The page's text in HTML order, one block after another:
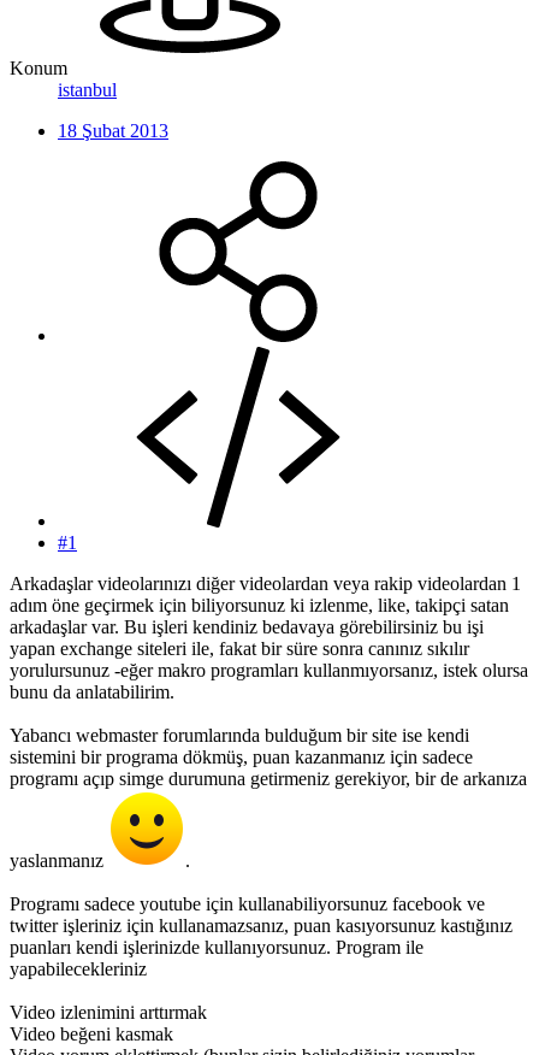
Konum
istanbul
18 Şubat 2013
#1
Arkadaşlar videolarınızı diğer videolardan veya rakip videolardan 1
adım öne geçirmek için biliyorsunuz ki izlenme, like, takipçi satan
arkadaşlar var. Bu işleri kendiniz bedavaya görebilirsiniz bu işi
yapan exchange siteleri ile, fakat bir süre sonra canınız sıkılır
yorulursunuz -eğer makro programları kullanmıyorsanız, istek olursa
bunu da anlatabilirim.
Yabancı webmaster forumlarında bulduğum bir site ise kendi
sistemini bir programa dökmüş, puan kazanmanız için sadece
programı açıp simge durumuna getirmeniz gerekiyor, bir de arkanıza
yaslanmanız .
Programı sadece youtube için kullanabiliyorsunuz facebook ve
twitter işleriniz için kullanamazsanız, puan kasıyorsunuz kastığınız
puanları kendi işlerinizde kullanıyorsunuz. Program ile
yapabilecekleriniz
Video izlenimini arttırmak
Video beğeni kasmak